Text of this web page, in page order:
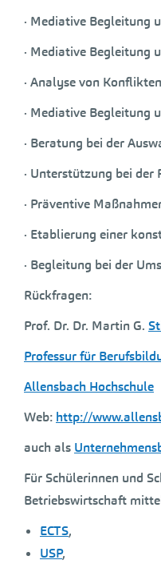
· Mediative Begleitung
· Mediative Begleitung
· Analyse von
· Mediative Begleitung
· Beratung bei der
· Unterstützung bei
· Präventive
· Etablierung einer
· Begleitung bei der
Rückfragen:
Prof. Dr. Dr. Martin G.
Professur für
Allensbach Hochschule
Web: http://
auch als
Für Schülerinnen und
Betriebswirtschaft
ECTS,
USP,